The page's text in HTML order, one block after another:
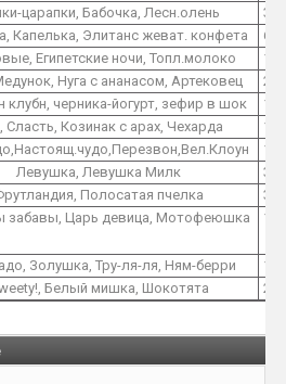
царапки, Бабочка, Лесн.олень
3
Капелька, Элитанс жеват. конфета
6
Египетские ночи, Топл.молоко
1
Нуга с ананасом, Артековец
2
клубн, черника-йогурт, зефир в шок
1
Сласть, Козинак с арах, Чехарда
1
1
Левушка, Левушка Милк
3
Полосатая пчелка
3
забавы, Царь девица, Мотофеюшка
1
Золушка, Тру-ля-ля, Ням-берри
1
Белый мишка, Шокотята
2